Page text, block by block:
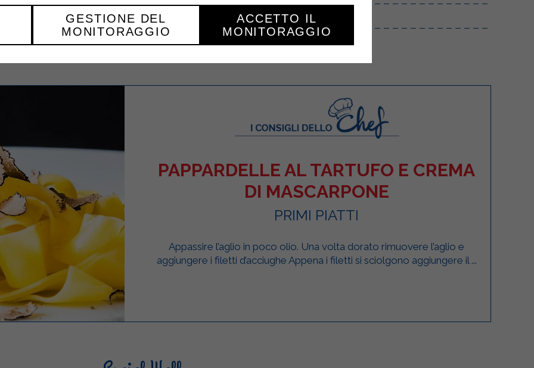
PAPPARDELLE AL TARTUFO E CREMA
DI MASCARPONE
PRIMI PIATTI
Appassire l’aglio in poco olio. Una volta dorato rimuovere l’aglio e
aggiungere i filetti d’acciughe Appena i filetti si sciolgono aggiungere il ...
GESTIONE DEL
MONITORAGGIO
ACCETTO IL
MONITORAGGIO